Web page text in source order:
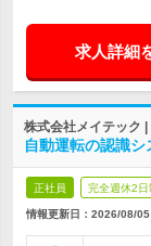
求人詳細
株式会社メイテック
自動運転の認識シ
正社員 完全週休2日
情報更新日：2026/08/05